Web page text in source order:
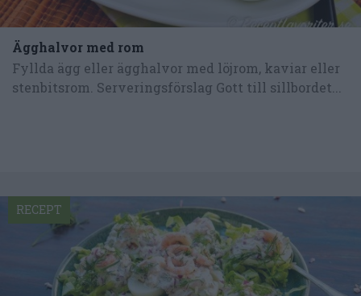
Ägghalvor med rom
Fyllda ägg eller ägghalvor med löjrom, kaviar eller
stenbitsrom. Serveringsförslag Gott till sillbordet...
RECEPT